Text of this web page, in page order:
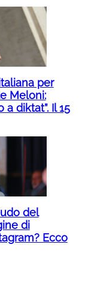
per
Meloni:
a diktat”. Il 15
del
di
Ecco